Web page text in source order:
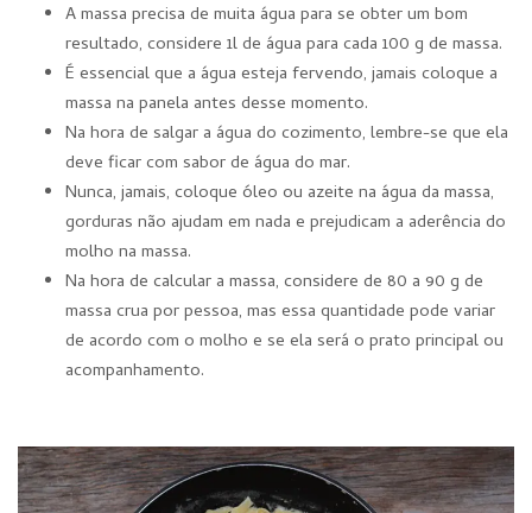
A massa precisa de muita água para se obter um bom
resultado, considere 1l de água para cada 100 g de massa.
É essencial que a água esteja fervendo, jamais coloque a
massa na panela antes desse momento.
Na hora de salgar a água do cozimento, lembre-se que ela
deve ficar com sabor de água do mar.
Nunca, jamais, coloque óleo ou azeite na água da massa,
gorduras não ajudam em nada e prejudicam a aderência do
molho na massa.
Na hora de calcular a massa, considere de 80 a 90 g de
massa crua por pessoa, mas essa quantidade pode variar
de acordo com o molho e se ela será o prato principal ou
acompanhamento.